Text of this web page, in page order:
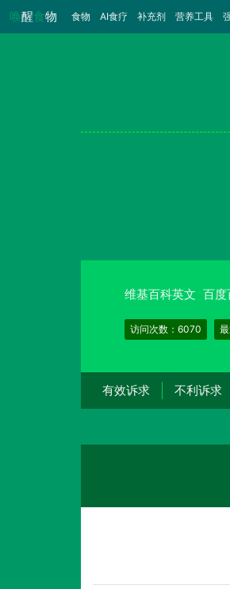
唤醒食物 食物 （当前）
AI食疗 补充剂 营养工具
维基百科英文 百度
访问次数：6070
有效诉求 不利诉求